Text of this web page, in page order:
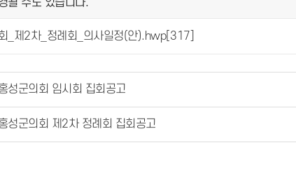
될 수도 있습니다.
_제2차_정례회_의사일정(안).hwp[317]
성군의회 임시회 집회공고
성군의회 제2차 정례회 집회공고